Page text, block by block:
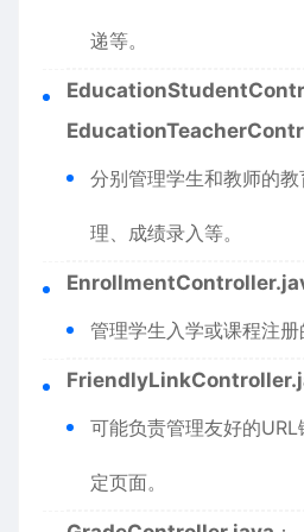
递等。
分别管理学生和教师的
理、成绩录入等。
管理学生入学或课程注册
可能负责管理友好的
定页面。